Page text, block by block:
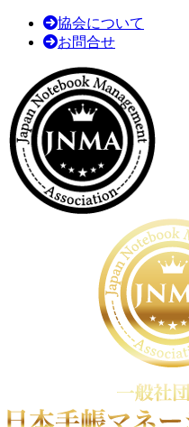
協会について
お問合せ